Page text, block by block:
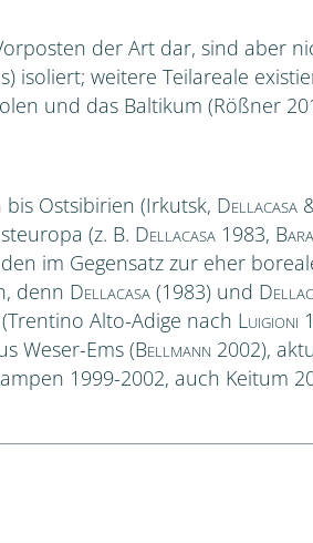
der Art dar, sind aber
isoliert; weitere Teilareale
und das Baltikum (Rößner
Ostsibirien (Irkutsk, Dellacasa
(z. B. Dellacasa1983,
im Gegensatz zur eher
denn Dellacasa(1983) und
Alto-Adige nach Luigioni
Weser-Ems (Bellmann 2002),
1999-2002, auch Keitum